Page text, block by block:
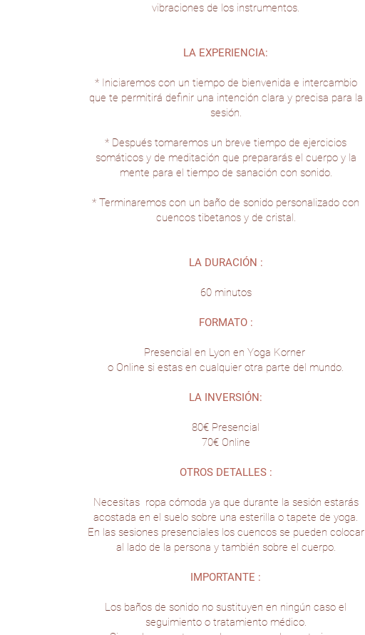
vibraciones de los instrumentos.
LA EXPERIENCIA:
* Iniciaremos con un tiempo de bienvenida e intercambio
que te permitirá definir una intención clara y precisa para la
sesión.
* Después tomaremos un breve tiempo de ejercicios
somáticos y de meditación que prepararás el cuerpo y la
mente para el tiempo de sanación con sonido.
* Terminaremos con un baño de sonido personalizado con
cuencos tibetanos y de cristal.
LA DURACIÓN :
60 minutos
FORMATO :
Presencial en Lyon en Yoga Korner
o Online si estas en cualquier otra parte del mundo.
LA INVERSIÓN:
80€ Presencial
70€ Online
OTROS DETALLES :
Necesitas ropa cómoda ya que durante la sesión estarás
acostada en el suelo sobre una esterilla o tapete de yoga.
En las sesiones presenciales los cuencos se pueden colocar
al lado de la persona y también sobre el cuerpo.
IMPORTANTE :
Los baños de sonido no sustituyen en ningún caso el
seguimiento o tratamiento médico.